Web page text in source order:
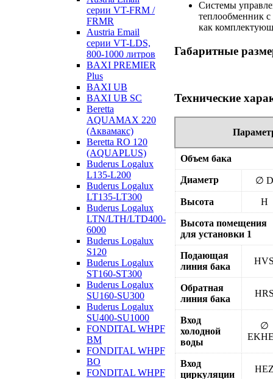
серии VT-FRM /
FRMR
Austria Email
серии VT-LDS,
800-1000 литров
BAXI PREMIER
Plus
BAXI UB
BAXI UB SC
Beretta
AQUAMAX 220
(Аквамакс)
Beretta RO 120
(AQUAPLUS)
Buderus Logalux
L135-L200
Buderus Logalux
LT135-LT300
Buderus Logalux
LTN/LTH/LTD400-
6000
Buderus Logalux
S120
Buderus Logalux
ST160-ST300
Buderus Logalux
SU160-SU300
Buderus Logalux
SU400-SU1000
FONDITAL WHPF
BM
FONDITAL WHPF
BO
FONDITAL WHPF
Системы
теплообменник
как
Габаритные
Технические
Объем бака
Диаметр ∅ D
Высота Н
Высота помещения
для установки 1
Подающая
линия бака
Обратная
линия бака
Вход
холодной
воды
∅
Вход
циркуляции